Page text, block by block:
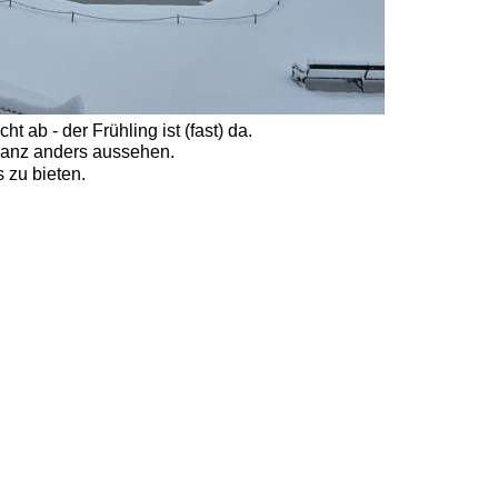
ab - der Frühling ist (fast) da.
anders aussehen.
zu bieten.